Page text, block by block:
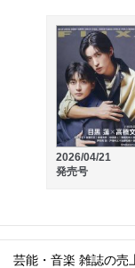
2026/04/21
発売号
芸能・音楽 雑誌の売